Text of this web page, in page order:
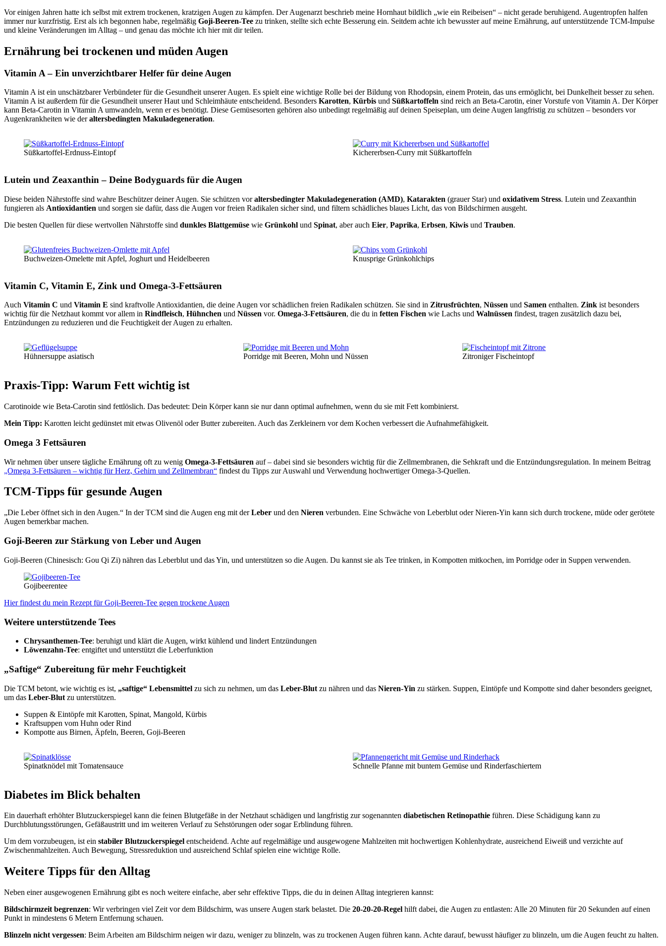
Vor einigen Jahren hatte ich selbst mit extrem trockenen, kratzigen Augen zu kämpfen. Der Augenarzt beschrieb meine Hornhaut bildlich „wie ein Reibeisen“ – nicht gerade beruhigend. Augentropfen halfen
immer nur kurzfristig. Erst als ich begonnen habe, regelmäßig Goji-Beeren-Tee zu trinken, stellte sich echte Besserung ein. Seitdem achte ich bewusster auf meine Ernährung, auf unterstützende TCM-Impulse
und kleine Veränderungen im Alltag – und genau das möchte ich hier mit dir teilen.
Ernährung bei trockenen und müden Augen
Vitamin A – Ein unverzichtbarer Helfer für deine Augen
Vitamin A ist ein unschätzbarer Verbündeter für die Gesundheit unserer Augen. Es spielt eine wichtige Rolle bei der Bildung von Rhodopsin, einem Protein, das uns ermöglicht, bei Dunkelheit besser zu sehen.
Vitamin A ist außerdem für die Gesundheit unserer Haut und Schleimhäute entscheidend. Besonders Karotten, Kürbis und Süßkartoffeln sind reich an Beta-Carotin, einer Vorstufe von Vitamin A. Der Körper
kann Beta-Carotin in Vitamin A umwandeln, wenn er es benötigt. Diese Gemüsesorten gehören also unbedingt regelmäßig auf deinen Speiseplan, um deine Augen langfristig zu schützen – besonders vor
Augenkrankheiten wie deraltersbedingten Makuladegeneration.
Süßkartoffel-Erdnuss-Eintopf Kichererbsen-Curry mit Süßkartoffeln
Lutein und Zeaxanthin – Deine Bodyguards für die Augen
Diese beiden Nährstoffe sind wahre Beschützer deiner Augen. Sie schützen voraltersbedingter Makuladegeneration (AMD), Katarakten (grauer Star) und oxidativem Stress. Lutein und Zeaxanthin
fungieren als Antioxidantien und sorgen sie dafür, dass die Augen vor freien Radikalen sicher sind, und filtern schädliches blaues Licht, das von Bildschirmen ausgeht.
Die besten Quellen für diese wertvollen Nährstoffe sind dunkles Blattgemüse wie Grünkohl und Spinat, aber auch Eier, Paprika, Erbsen, Kiwis und Trauben.
Buchweizen-Omelette mit Apfel, Joghurt und Heidelbeeren Knusprige Grünkohlchips
Vitamin C, Vitamin E, Zink und Omega-3-Fettsäuren
Auch Vitamin C und Vitamin E sind kraftvolle Antioxidantien, die deine Augen vor schädlichen freien Radikalen schützen. Sie sind in Zitrusfrüchten, Nüssen und Samen enthalten. Zink ist besonders
wichtig für die Netzhaut kommt vor allem in Rindfleisch, Hühnchen und Nüssen vor. Omega-3-Fettsäuren, die du in fetten Fischen wie Lachs und Walnüssen findest, tragen zusätzlich dazu bei,
Entzündungen zu reduzieren und die Feuchtigkeit der Augen zu erhalten.
Hühnersuppe asiatisch Porridge mit Beeren, Mohn und Nüssen Zitroniger Fischeintopf
Praxis-Tipp: Warum Fett wichtig ist
Carotinoide wie Beta-Carotin sind fettlöslich. Das bedeutet: Dein Körper kann sie nur dann optimal aufnehmen, wenn du sie mit Fett kombinierst.
Mein Tipp: Karotten leicht gedünstet mit etwas Olivenöl oder Butter zubereiten. Auch das Zerkleinern vor dem Kochen verbessert die Aufnahmefähigkeit.
Omega 3 Fettsäuren
Wir nehmen über unsere tägliche Ernährung oft zu wenig Omega-3-Fettsäuren auf – dabei sind sie besonders wichtig für die Zellmembranen, die Sehkraft und die Entzündungsregulation. In meinem Beitrag
„Omega 3-Fettsäuren – wichtig für Herz, Gehirn und Zellmembran“ findest du Tipps zur Auswahl und Verwendung hochwertiger Omega-3-Quellen.
TCM-Tipps für gesunde Augen
„Die Leber öffnet sich in den Augen.“ In der TCM sind die Augen eng mit derLeber und den Nieren verbunden. Eine Schwäche von Leberblut oder Nieren-Yin kann sich durch trockene, müde oder gerötete
Augen bemerkbar machen.
Goji-Beeren zur Stärkung von Leber und Augen
Goji-Beeren (Chinesisch: Gou Qi Zi) nähren das Leberblut und das Yin, und unterstützen so die Augen. Du kannst sie als Tee trinken, in Kompotten mitkochen, im Porridge oder in Suppen verwenden.
Gojibeerentee
Hier findest du mein Rezept für Goji-Beeren-Tee gegen trockene Augen
Weitere unterstützende Tees
Chrysanthemen-Tee: beruhigt und klärt die Augen, wirkt kühlend und lindert Entzündungen
Löwenzahn-Tee: entgiftet und unterstützt die Leberfunktion
„Saftige“ Zubereitung für mehr Feuchtigkeit
Die TCM betont, wie wichtig es ist, „saftige“ Lebensmittel zu sich zu nehmen, um das Leber-Blut zu nähren und das Nieren-Yin zu stärken. Suppen, Eintöpfe und Kompotte sind daher besonders geeignet,
um das Leber-Blut zu unterstützen.
Suppen & Eintöpfe mit Karotten, Spinat, Mangold, Kürbis
Kraftsuppen vom Huhn oder Rind
Kompotte aus Birnen, Äpfeln, Beeren, Goji-Beeren
Spinatknödel mit Tomatensauce Schnelle Pfanne mit buntem Gemüse und Rinderfaschiertem
Diabetes im Blick behalten
Ein dauerhaft erhöhter Blutzuckerspiegel kann die feinen Blutgefäße in der Netzhaut schädigen und langfristig zur sogenannten diabetischen Retinopathie führen. Diese Schädigung kann zu
Durchblutungsstörungen, Gefäßaustritt und im weiteren Verlauf zu Sehstörungen oder sogar Erblindung führen.
Um dem vorzubeugen, ist ein stabiler Blutzuckerspiegel entscheidend. Achte auf regelmäßige und ausgewogene Mahlzeiten mit hochwertigen Kohlenhydrate, ausreichend Eiweiß und verzichte auf
Zwischenmahlzeiten. Auch Bewegung, Stressreduktion und ausreichend Schlaf spielen eine wichtige Rolle.
Weitere Tipps für den Alltag
Neben einer ausgewogenen Ernährung gibt es noch weitere einfache, aber sehr effektive Tipps, die du in deinen Alltag integrieren kannst:
Bildschirmzeit begrenzen: Wir verbringen viel Zeit vor dem Bildschirm, was unsere Augen stark belastet. Die 20-20-20-Regel hilft dabei, die Augen zu entlasten: Alle 20 Minuten für 20 Sekunden auf einen
Punkt in mindestens 6 Metern Entfernung schauen.
Blinzeln nicht vergessen: Beim Arbeiten am Bildschirm neigen wir dazu, weniger zu blinzeln, was zu trockenen Augen führen kann. Achte darauf, bewusst häufiger zu blinzeln, um die Augen feucht zu halten.